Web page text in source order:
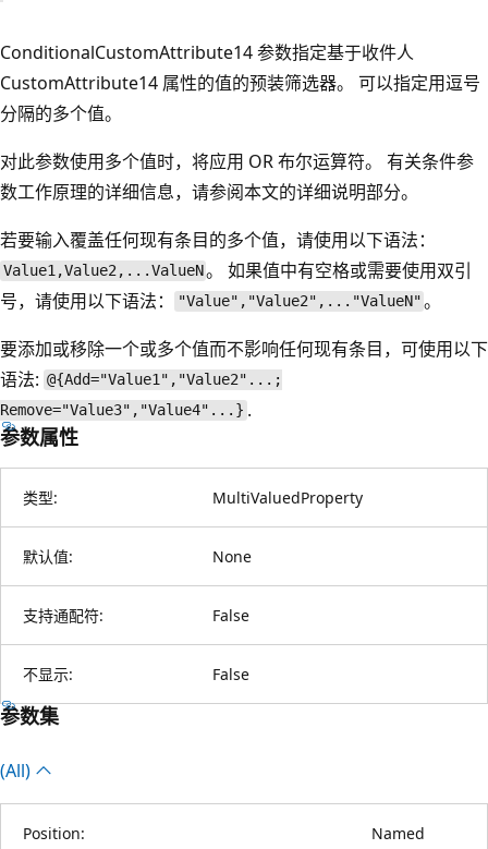
ConditionalCustomAttribute14 参数指定基于收件人
CustomAttribute14 属性的值的预装筛选器。 可以指定用逗号
分隔的多个值。
对此参数使用多个值时，将应用 OR 布尔运算符。 有关条件参
数工作原理的详细信息，请参阅本文的详细说明部分。
若要输入覆盖任何现有条目的多个值，请使用以下语法：
Value1,Value2,...ValueN。 如果值中有空格或需要使用双引
号，请使用以下语法：
"Value","Value2",..."ValueN" 。
要添加或移除一个或多个值而不影响任何现有条目，可使用以下
语法: @{Add="Value1","Value2"...;
Remove="Value3","Value4"...} .
参数属性
类型: MultiValuedProperty
默认值: None
支持通配符: False
不显示: False
参数集
(All)
Position: Named